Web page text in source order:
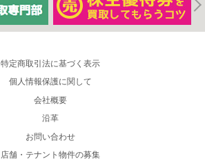
特定商取引法に基づく表示
個人情報保護に関して
会社概要
沿革
お問い合わせ
店舗・テナント物件の募集